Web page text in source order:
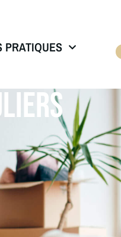
PRATIQUES